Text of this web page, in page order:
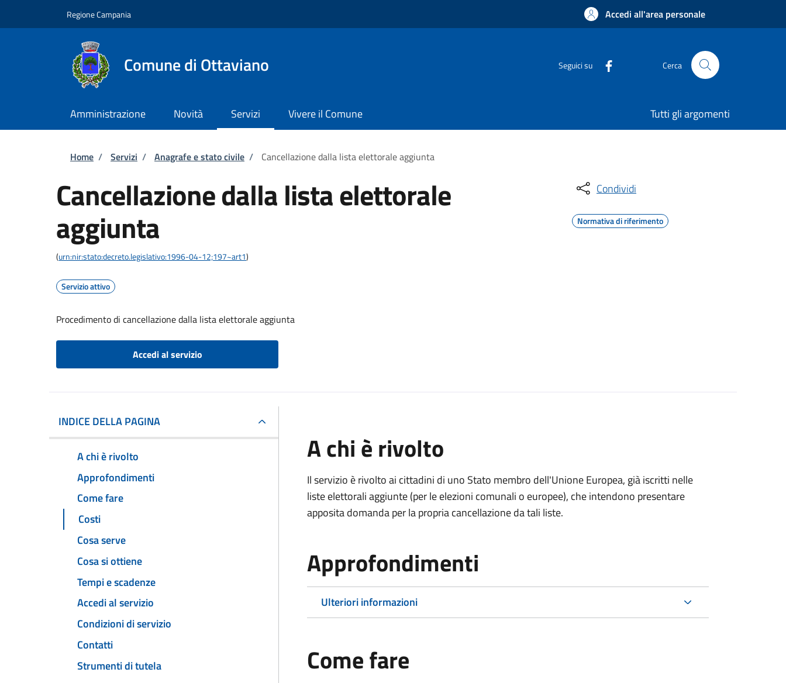
Regione Campania Accedi all'area personale
Comune di Ottaviano Seguici su Cerca
Amministrazione Novità Servizi Vivere il Comune Tutti gli argomenti
Briciole di pane
Home / Servizi / Anagrafe e stato civile / Cancellazione dalla lista elettorale aggiunta
Cancellazione dalla lista elettorale
aggiunta
(urn:nir:stato:decreto.legislativo:1996-04-12;197~art1)
Servizio attivo
Procedimento di cancellazione dalla lista elettorale aggiunta
Accedi al servizio
Condividi
Normativa di riferimento
INDICE DELLA PAGINA
A chi è rivolto
Approfondimenti
Come fare
Costi
Cosa serve
Cosa si ottiene
Tempi e scadenze
Accedi al servizio
Condizioni di servizio
Contatti
Strumenti di tutela
A chi è rivolto
Il servizio è rivolto ai cittadini di uno Stato membro dell'Unione Europea, già iscritti nelle
liste elettorali aggiunte (per le elezioni comunali o europee), che intendono presentare
apposita domanda per la propria cancellazione da tali liste.
Approfondimenti
Ulteriori informazioni
Come fare